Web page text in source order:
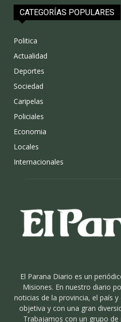
CATEGORÍAS POPULARES
Politica
Actualidad
Deportes
Sociedad
Caripelas
Policiales
Economia
Locales
Internacionales
El Parana Diario es un
Misiones. En nuestro diario
noticias de la provincia, el país
objetiva y con una gran
Trabajamos con un grupo